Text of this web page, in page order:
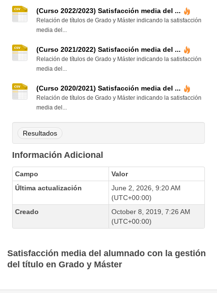
(Curso 2022/2023) Satisfacción media del ...
Relación de títulos de Grado y Máster indicando la satisfacción
media del...
(Curso 2021/2022) Satisfacción media del ...
Relación de títulos de Grado y Máster indicando la satisfacción
media del...
(Curso 2020/2021) Satisfacción media del ...
Relación de títulos de Grado y Máster indicando la satisfacción
media del...
Resultados
Información Adicional
Campo
Valor
Última actualización
June 2, 2026, 9:20 AM
(UTC+00:00)
Creado
October 8, 2019, 7:26 AM
(UTC+00:00)
Satisfacción media del alumnado con la gestión
del título en Grado y Máster